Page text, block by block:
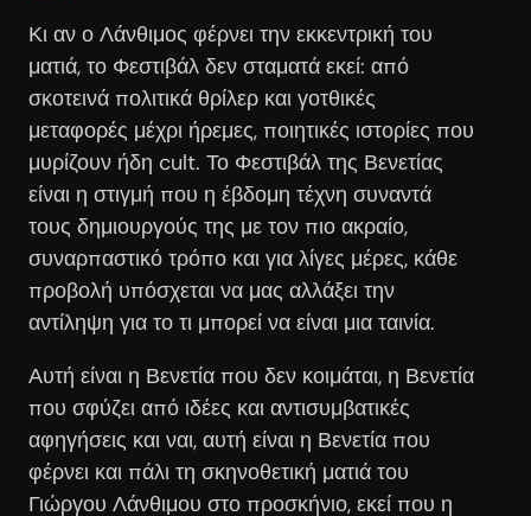
Κι αν ο Λάνθιμος φέρνει την εκκεντρική του
ματιά, το Φεστιβάλ δεν σταματά εκεί: από
σκοτεινά πολιτικά θρίλερ και γοτθικές
μεταφορές μέχρι ήρεμες, ποιητικές ιστορίες που
μυρίζουν ήδη cult. Το Φεστιβάλ της Βενετίας
είναι η στιγμή που η έβδομη τέχνη συναντά
τους δημιουργούς της με τον πιο ακραίο,
συναρπαστικό τρόπο και για λίγες μέρες, κάθε
προβολή υπόσχεται να μας αλλάξει την
αντίληψη για το τι μπορεί να είναι μια ταινία.
Αυτή είναι η Βενετία που δεν κοιμάται, η Βενετία
που σφύζει από ιδέες και αντισυμβατικές
αφηγήσεις και ναι, αυτή είναι η Βενετία που
φέρνει και πάλι τη σκηνοθετική ματιά του
Γιώργου Λάνθιμου στο προσκήνιο, εκεί που η